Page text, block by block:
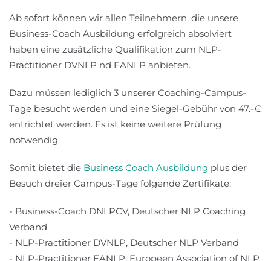
Ab sofort können wir allen Teilnehmern, die unsere
Business-Coach Ausbildung erfolgreich absolviert
haben eine zusätzliche Qualifikation zum NLP-
Practitioner DVNLP nd EANLP anbieten.
Dazu müssen lediglich 3 unserer Coaching-Campus-
Tage besucht werden und eine Siegel-Gebühr von 47.-€
entrichtet werden. Es ist keine weitere Prüfung
notwendig.
Somit bietet die Business Coach Ausbildung plus der
Besuch dreier Campus-Tage folgende Zertifikate:
- Business-Coach DNLPCV, Deutscher NLP Coaching
Verband
- NLP-Practitioner DVNLP, Deutscher NLP Verband
- NLP-Practitioner EANLP, Europeen Association of NLP